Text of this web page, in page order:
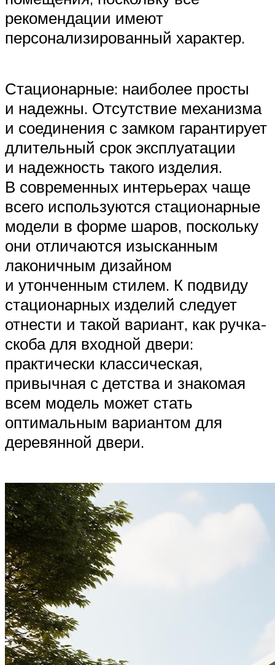
рекомендации имеют
персонализированный характер.
Стационарные: наиболее просты
и надежны. Отсутствие механизма
и соединения с замком гарантирует
длительный срок эксплуатации
и надежность такого изделия.
В современных интерьерах чаще
всего используются стационарные
модели в форме шаров, поскольку
они отличаются изысканным
лаконичным дизайном
и утонченным стилем. К подвиду
стационарных изделий следует
отнести и такой вариант, как ручка-
скоба для входной двери:
практически классическая,
привычная с детства и знакомая
всем модель может стать
оптимальным вариантом для
деревянной двери.